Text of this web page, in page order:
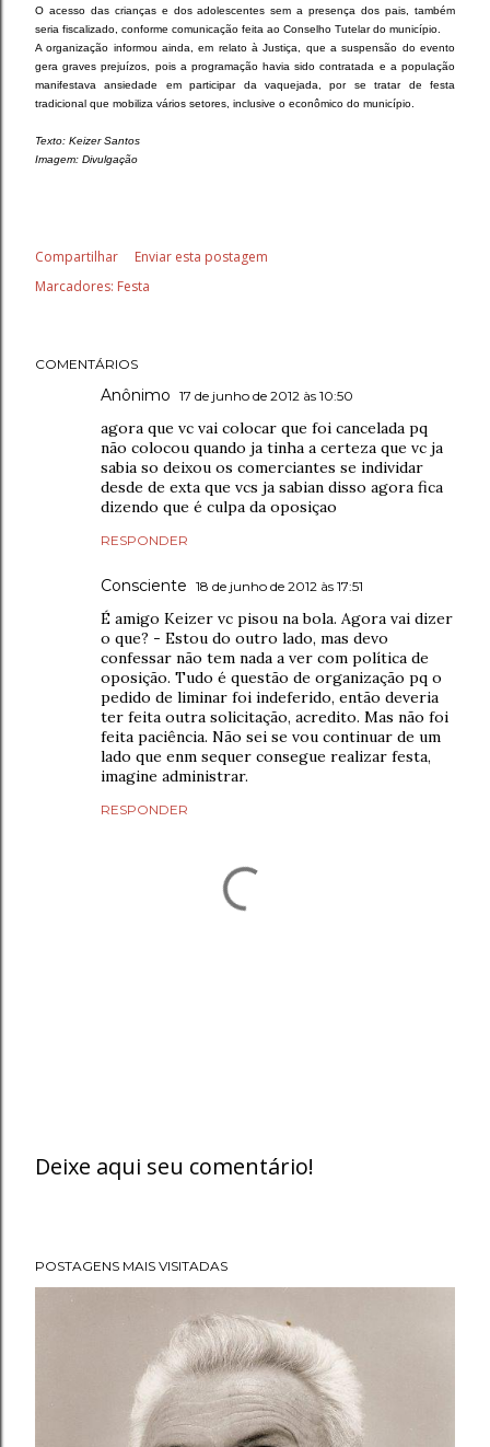
O acesso das crianças e dos adolescentes sem a presença dos pais, também
seria fiscalizado, conforme comunicação feita ao Conselho Tutelar do município.
A organização informou ainda, em relato à Justiça, que a suspensão do evento
gera graves prejuízos, pois a programação havia sido contratada e a população
manifestava ansiedade em participar da vaquejada, por se tratar de festa
tradicional que mobiliza vários setores, inclusive o econômico do município.
Texto: Keizer Santos
Imagem: Divulgação
Compartilhar
Enviar esta postagem
Marcadores: Festa
COMENTÁRIOS
Anônimo 17 de junho de 2012 às 10:50
agora que vc vai colocar que foi cancelada pq
não colocou quando ja tinha a certeza que vc ja
sabia so deixou os comerciantes se individar
desde de exta que vcs ja sabian disso agora fica
dizendo que é culpa da oposiçao
RESPONDER
Consciente 18 de junho de 2012 às 17:51
É amigo Keizer vc pisou na bola. Agora vai dizer
o que? - Estou do outro lado, mas devo
confessar não tem nada a ver com política de
oposição. Tudo é questão de organização pq o
pedido de liminar foi indeferido, então deveria
ter feita outra solicitação, acredito. Mas não foi
feita paciência. Não sei se vou continuar de um
lado que enm sequer consegue realizar festa,
imagine administrar.
RESPONDER
s
t
Deixe aqui seu comentário!
POSTAGENS MAIS VISITADAS